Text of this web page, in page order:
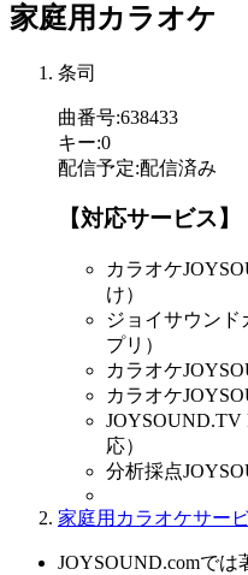
家庭用カラオケ
条司
曲番号:638433
キー:0
配信予定:配信済み
【対応サービス】
カラオケ
け）
ジョイサウンド
プリ）
カラオケ
カラオケ
JOYSOUND.TV
応）
分析採点
家庭用カラオケサー
JOYSOUND.comで